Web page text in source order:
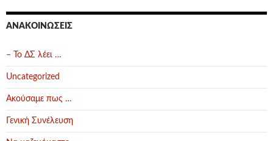
ΑΝΑΚΟΙΝΏΣΕΙΣ
– Το ΔΣ λέει …
Uncategorized
Ακούσαμε πως …
Γενική Συνέλευση